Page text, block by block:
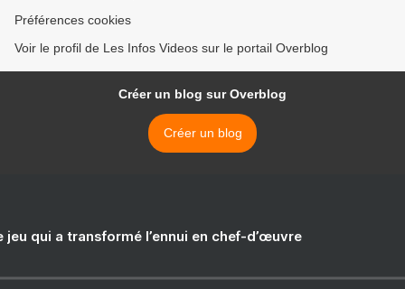
Préférences cookies
Voir le profil de Les Infos Videos sur le portail Overblog
Créer un blog sur Overblog
Créer un blog
jeu qui a transformé l’ennui en chef-d’œuvre